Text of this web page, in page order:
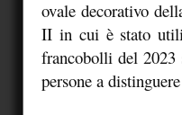
ovale decorativo
II in cui è stato
francobolli del
persone a